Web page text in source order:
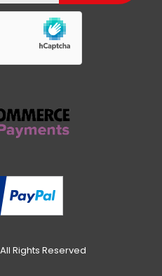
Rights Reserved